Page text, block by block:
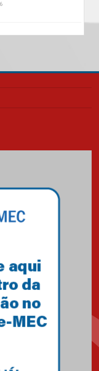
do Centro
edição da Feira
recepciona os
segundo semestre
Mackenzie
seus
para o PAS antes
Ensino Médio